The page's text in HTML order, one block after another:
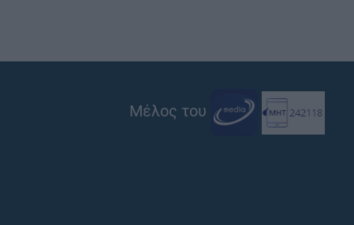
Μέλος του